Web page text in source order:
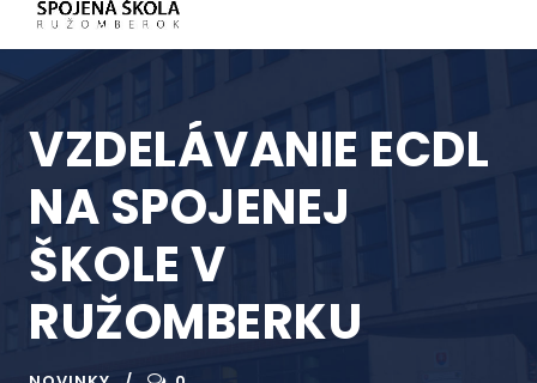
VZDELÁVANIE ECDL
NA SPOJENEJ
ŠKOLE V
RUŽOMBERKU